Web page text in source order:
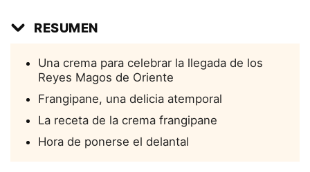
RESUMEN
Una crema para celebrar la llegada de los
Reyes Magos de Oriente
Frangipane, una delicia atemporal
La receta de la crema frangipane
Hora de ponerse el delantal